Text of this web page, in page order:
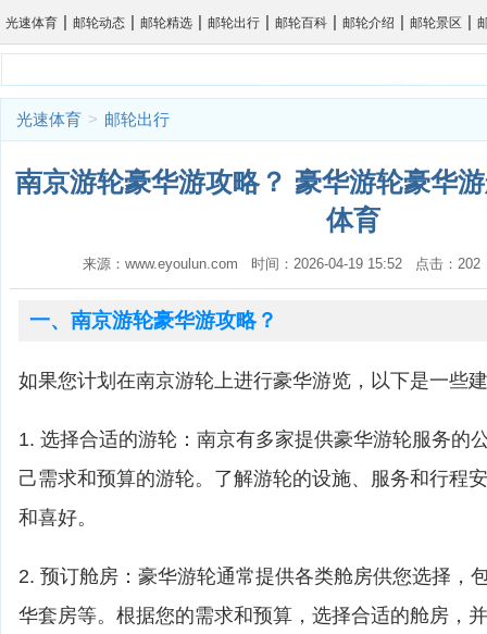
光速体育 | 邮轮动态 | 邮轮精选 | 邮轮出行 | 邮轮百科 | 邮轮介绍 | 邮轮景区 |
光速体育 > 邮轮出行
南京游轮豪华游攻略？ 豪华游轮豪华
体育
来源：www.eyoulun.com 时间：2026-04-19 15:52 点击：
一、南京游轮豪华游攻略？
如果您计划在南京游轮上进行豪华游览，以下是一些
1. 选择合适的游轮：南京有多家提供豪华游轮服务的
己需求和预算的游轮。了解游轮的设施、服务和行程
和喜好。
2. 预订舱房：豪华游轮通常提供各类舱房供您选择，
华套房等。根据您的需求和预算，选择合适的舱房，